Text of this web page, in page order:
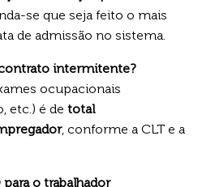
se que seja feito o mais
de admissão no sistema.
intermitente?
ocupacionais
etc.) é de total
, conforme a CLT e a
para o trabalhador